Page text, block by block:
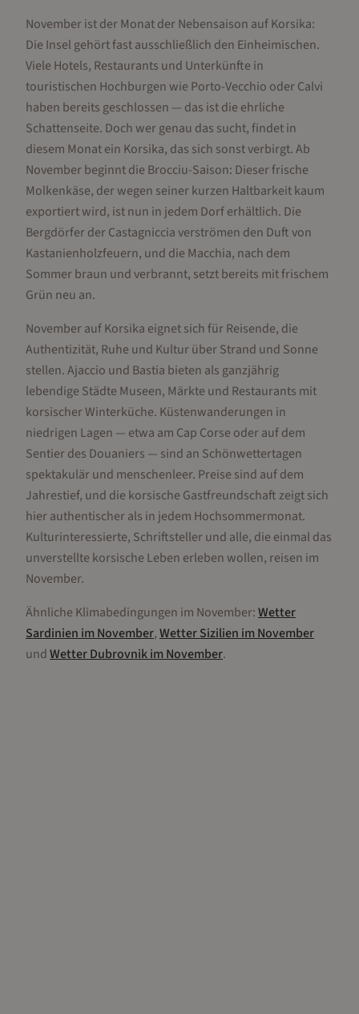
November ist der Monat der Nebensaison auf Korsika:
Die Insel gehört fast ausschließlich den Einheimischen.
Viele Hotels, Restaurants und Unterkünfte in
touristischen Hochburgen wie Porto-Vecchio oder Calvi
haben bereits geschlossen — das ist die ehrliche
Schattenseite. Doch wer genau das sucht, findet in
diesem Monat ein Korsika, das sich sonst verbirgt. Ab
November beginnt die Brocciu-Saison: Dieser frische
Molkenkäse, der wegen seiner kurzen Haltbarkeit kaum
exportiert wird, ist nun in jedem Dorf erhältlich. Die
Bergdörfer der Castagniccia verströmen den Duft von
Kastanienholzfeuern, und die Macchia, nach dem
Sommer braun und verbrannt, setzt bereits mit frischem
Grün neu an.
November auf Korsika eignet sich für Reisende, die
Authentizität, Ruhe und Kultur über Strand und Sonne
stellen. Ajaccio und Bastia bieten als ganzjährig
lebendige Städte Museen, Märkte und Restaurants mit
korsischer Winterküche. Küstenwanderungen in
niedrigen Lagen — etwa am Cap Corse oder auf dem
Sentier des Douaniers — sind an Schönwettertagen
spektakulär und menschenleer. Preise sind auf dem
Jahrestief, und die korsische Gastfreundschaft zeigt sich
hier authentischer als in jedem Hochsommermonat.
Kulturinteressierte, Schriftsteller und alle, die einmal das
unverstellte korsische Leben erleben wollen, reisen im
November.
Ähnliche Klimabedingungen im November:Wetter
Sardinien imNovember,WetterSizilien imNovember
undWetterDubrovnikimNovember.